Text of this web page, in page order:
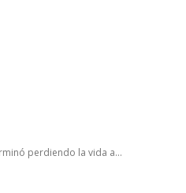
perdiendo la vida a...